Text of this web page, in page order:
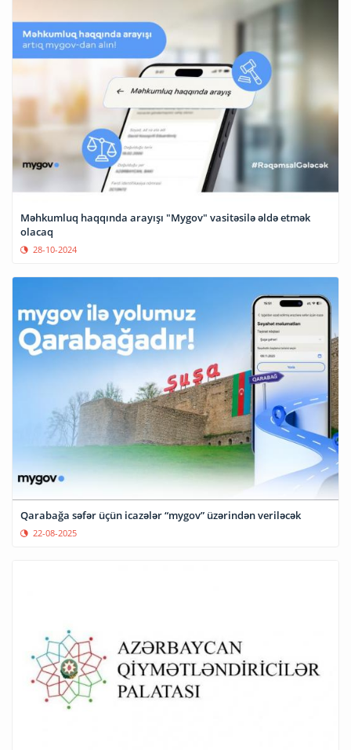
Məhkumluq haqqında arayışı "Mygov" vasitəsilə əldə etmək
olacaq
28-10-2024
Qarabağa səfər üçün icazələr “mygov” üzərindən veriləcək
22-08-2025